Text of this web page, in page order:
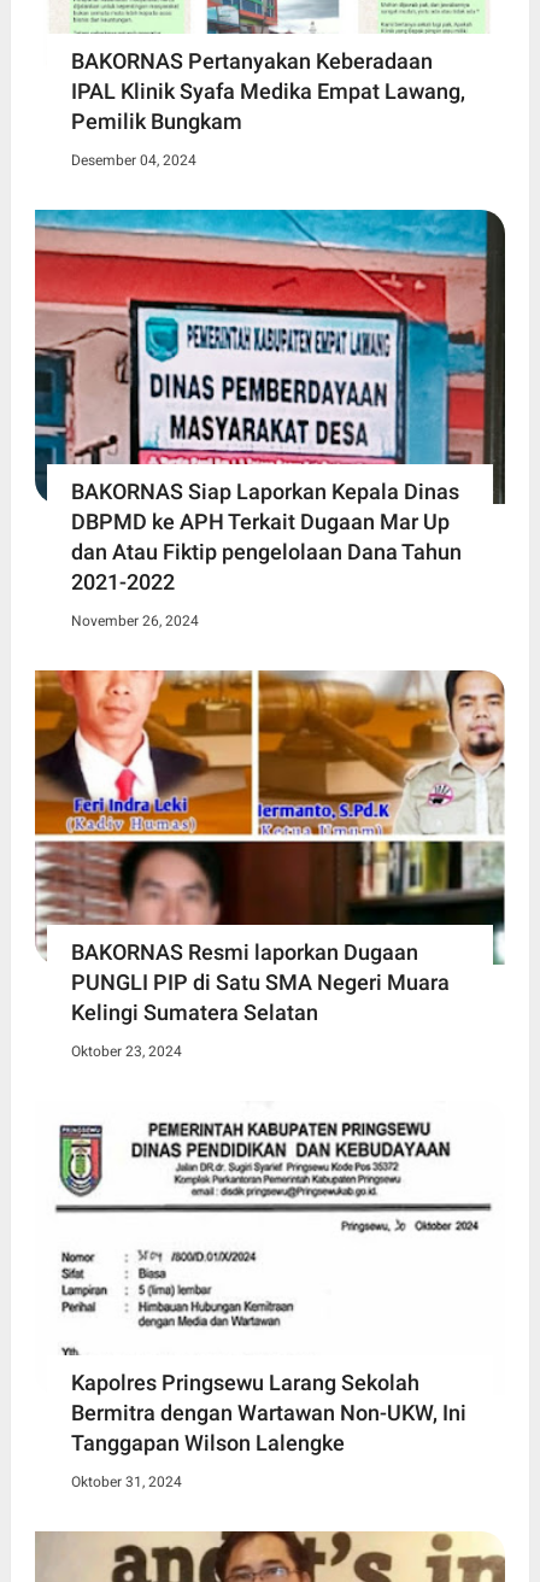
BAKORNAS Pertanyakan Keberadaan
IPAL Klinik Syafa Medika Empat Lawang,
Pemilik Bungkam
Desember 04, 2024
BAKORNAS Siap Laporkan Kepala Dinas
DBPMD ke APH Terkait Dugaan Mar Up
dan Atau Fiktip pengelolaan Dana Tahun
2021-2022
November 26, 2024
BAKORNAS Resmi laporkan Dugaan
PUNGLI PIP di Satu SMA Negeri Muara
Kelingi Sumatera Selatan
Oktober 23, 2024
Kapolres Pringsewu Larang Sekolah
Bermitra dengan Wartawan Non-UKW, Ini
Tanggapan Wilson Lalengke
Oktober 31, 2024